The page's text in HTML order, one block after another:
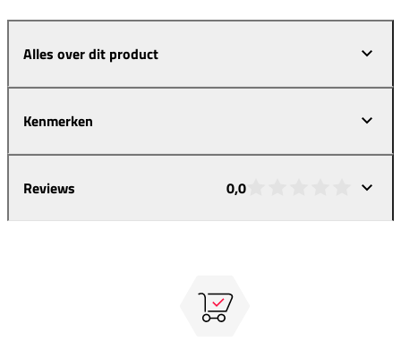
Alles over dit product
Kenmerken
Reviews 0,0